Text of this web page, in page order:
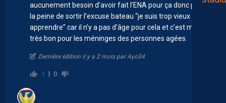
aucunement besoin d’avoir fait l’ENA pour ça donc pas
la peine de sortir l’excuse bateau “je suis trop vieux pour
apprendre” car il n’y a pas d’âge pour cela et c’est même
très bon pour les méninges des personnes agées.
Dernière édition il y a 2 mois par Ayo34
1 0